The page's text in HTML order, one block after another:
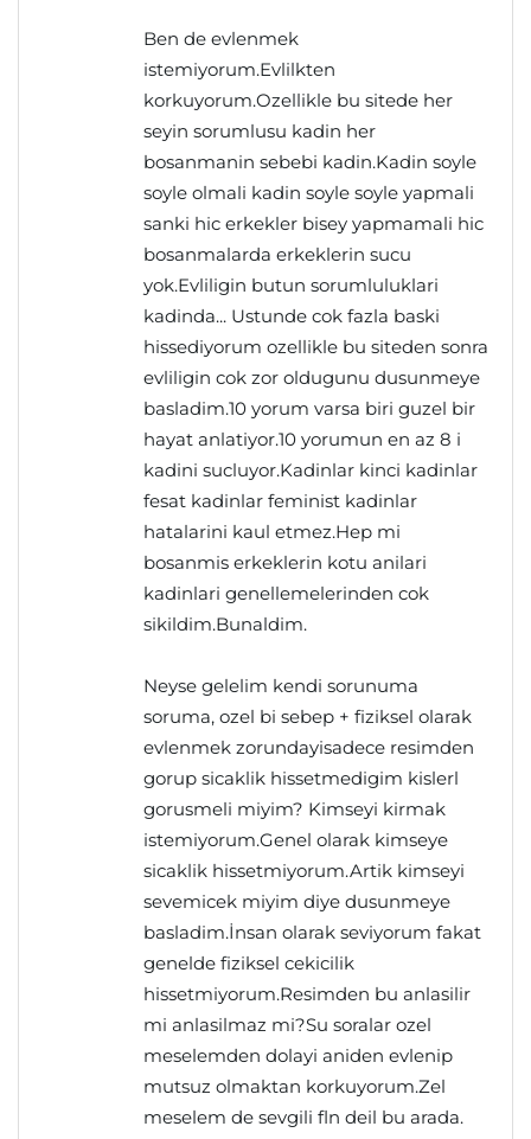
Ben de evlenmek
istemiyorum.Evlilkten
korkuyorum.Ozellikle bu sitede her
seyin sorumlusu kadin her
bosanmanin sebebi kadin.Kadin soyle
soyle olmali kadin soyle soyle yapmali
sanki hic erkekler bisey yapmamali hic
bosanmalarda erkeklerin sucu
yok.Evliligin butun sorumluluklari
kadinda... Ustunde cok fazla baski
hissediyorum ozellikle bu siteden sonra
evliligin cok zor oldugunu dusunmeye
basladim.10 yorum varsa biri guzel bir
hayat anlatiyor.10 yorumun en az 8 i
kadini sucluyor.Kadinlar kinci kadinlar
fesat kadinlar feminist kadinlar
hatalarini kaul etmez.Hep mi
bosanmis erkeklerin kotu anilari
kadinlari genellemelerinden cok
sikildim.Bunaldim.
Neyse gelelim kendi sorunuma
soruma, ozel bi sebep + fiziksel olarak
evlenmek zorundayisadece resimden
gorup sicaklik hissetmedigim kislerl
gorusmeli miyim? Kimseyi kirmak
istemiyorum.Genel olarak kimseye
sicaklik hissetmiyorum.Artik kimseyi
sevemicek miyim diye dusunmeye
basladim.İnsan olarak seviyorum fakat
genelde fiziksel cekicilik
hissetmiyorum.Resimden bu anlasilir
mi anlasilmaz mi?Su soralar ozel
meselemden dolayi aniden evlenip
mutsuz olmaktan korkuyorum.Zel
meselem de sevgili fln deil bu arada.